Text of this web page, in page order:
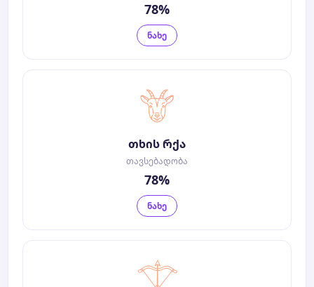
78%
ნახე
თხის რქა
თავსებადობა
78%
ნახე